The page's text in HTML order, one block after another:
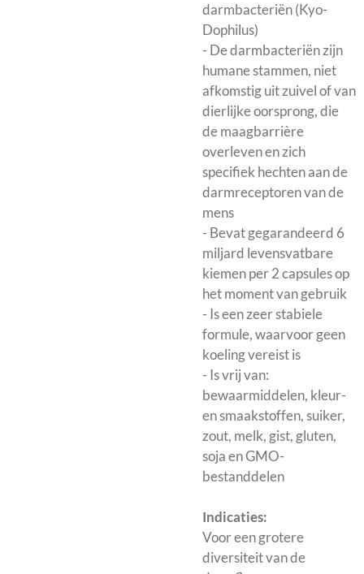
darmbacteriën (Kyo-
Dophilus)
- De darmbacteriën zijn
humane stammen, niet
afkomstig uit zuivel of van
dierlijke oorsprong, die
de maagbarrière
overleven en zich
specifiek hechten aan de
darmreceptoren van de
mens
- Bevat gegarandeerd 6
miljard levensvatbare
kiemen per 2 capsules op
het moment van gebruik
- Is een zeer stabiele
formule, waarvoor geen
koeling vereist is
- Is vrij van:
bewaarmiddelen, kleur-
en smaakstoffen, suiker,
zout, melk, gist, gluten,
soja en GMO-
bestanddelen
Indicaties:
Voor een grotere
diversiteit van de